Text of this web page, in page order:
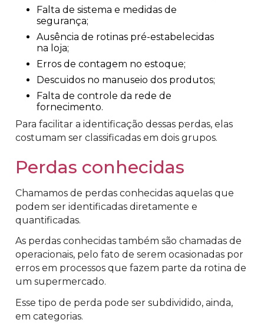
Falta de sistema e medidas de
segurança;
Ausência de rotinas pré-estabelecidas
na loja;
Erros de contagem no estoque;
Descuidos no manuseio dos produtos;
Falta de controle da rede de
fornecimento.
Para facilitar a identificação dessas perdas, elas
costumam ser classificadas em dois grupos.
Perdas conhecidas
Chamamos de perdas conhecidas aquelas que
podem ser identificadas diretamente e
quantificadas.
As perdas conhecidas também são chamadas de
operacionais, pelo fato de serem ocasionadas por
erros em processos que fazem parte da rotina de
um supermercado.
Esse tipo de perda pode ser subdividido, ainda,
em categorias.